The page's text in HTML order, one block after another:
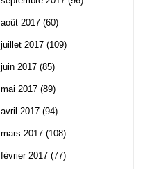
août 2017 (60)
juillet 2017 (109)
juin 2017 (85)
mai 2017 (89)
avril 2017 (94)
mars 2017 (108)
février 2017 (77)